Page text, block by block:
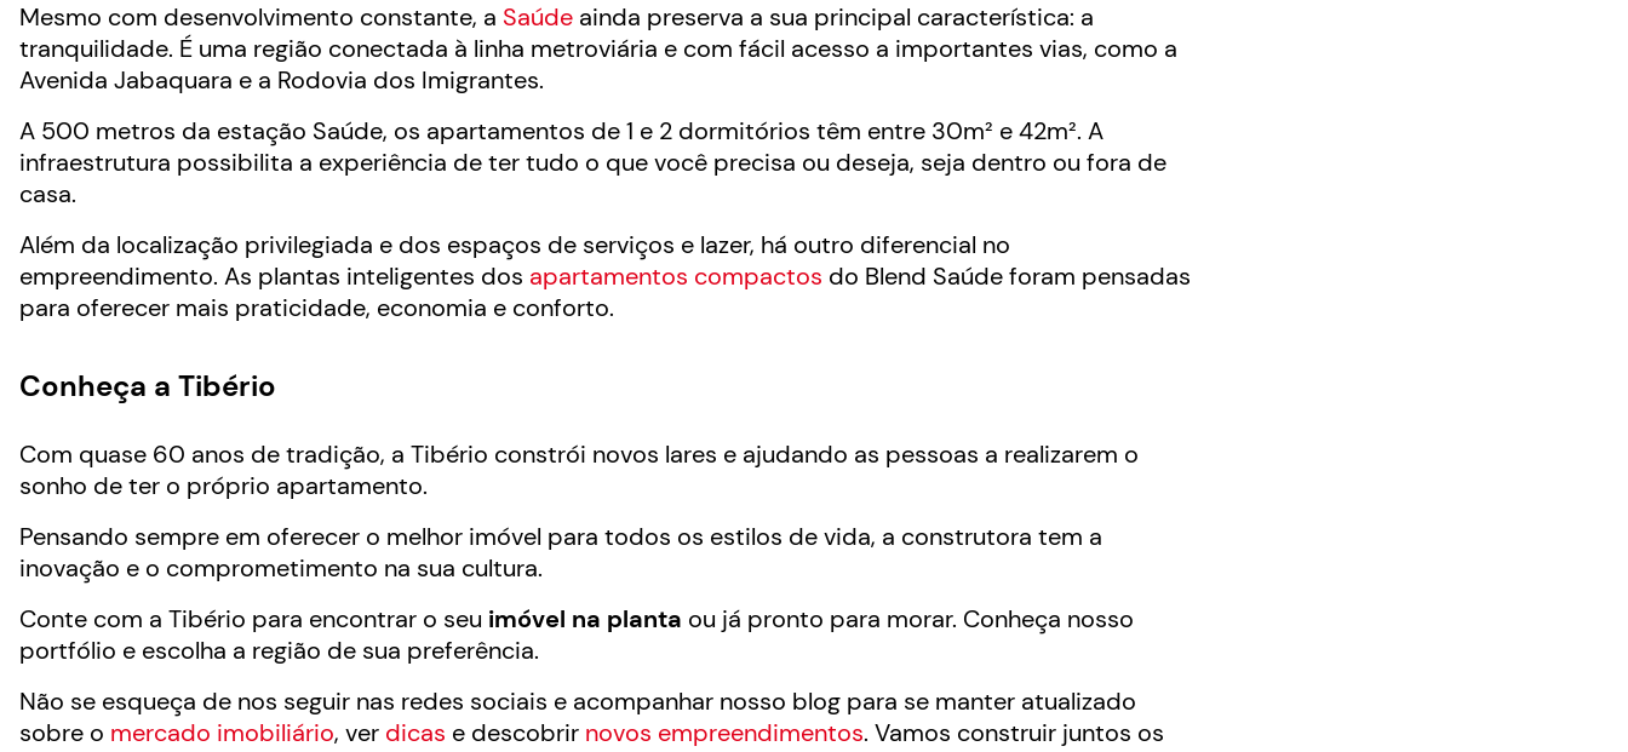
Mesmo com desenvolvimento constante, a Saúde ainda preserva a sua principal característica: a
tranquilidade. É uma região conectada à linha metroviária e com fácil acesso a importantes vias, como a
Avenida Jabaquara e a Rodovia dos Imigrantes.
A 500 metros da estação Saúde, os apartamentos de 1 e 2 dormitórios têm entre 30m² e 42m². A
infraestrutura possibilita a experiência de ter tudo o que você precisa ou deseja, seja dentro ou fora de
casa.
Além da localização privilegiada e dos espaços de serviços e lazer, há outro diferencial no
empreendimento. As plantas inteligentes dos apartamentos compactos do Blend Saúde foram pensadas
para oferecer mais praticidade, economia e conforto.
Conheça a Tibério
Com quase 60 anos de tradição, a Tibério constrói novos lares e ajudando as pessoas a realizarem o
sonho de ter o próprio apartamento.
Pensando sempre em oferecer o melhor imóvel para todos os estilos de vida, a construtora tem a
inovação e o comprometimento na sua cultura.
Conte com a Tibério para encontrar o seu imóvel na planta ou já pronto para morar. Conheça nosso
portfólio e escolha a região de sua preferência.
Não se esqueça de nos seguir nas redes sociais e acompanhar nosso blog para se manter atualizado
sobre o mercado imobiliário, ver dicas e descobrir novos empreendimentos. Vamos construir juntos os